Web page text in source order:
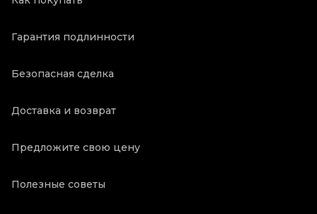
Гарантия подлинности
Безопасная сделка
Доставка и возврат
Предложите свою цену
Полезные советы